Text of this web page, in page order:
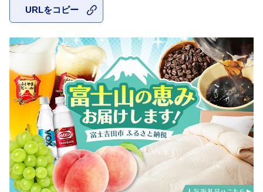
URLをコピー